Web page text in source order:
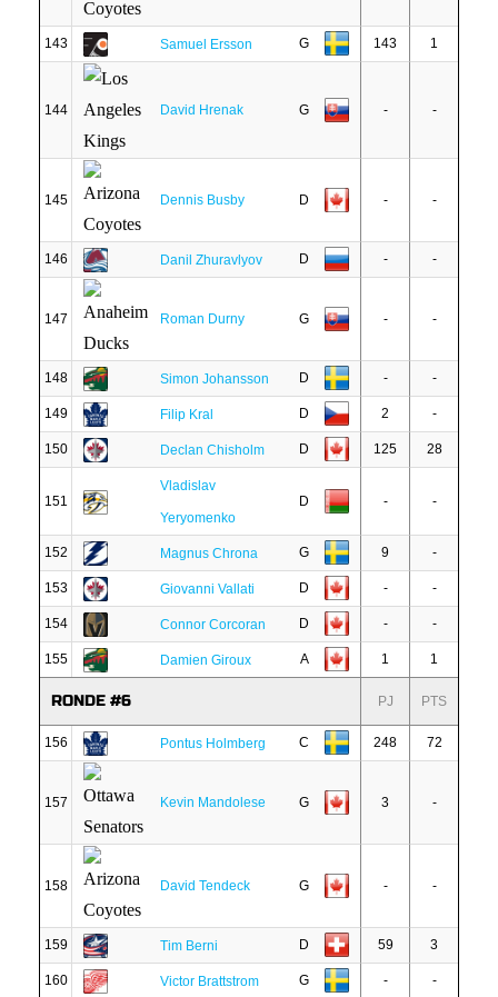
143 Samuel Ersson G 143 1
144 David Hrenak G - -
145 Dennis Busby D - -
146 Danil Zhuravlyov D - -
147 Roman Durny G - -
148 Simon Johansson D - -
149 Filip Kral D 2 -
150 Declan Chisholm D 125 28
151
Vladislav
Yeryomenko
D - -
152 Magnus Chrona G 9 -
153 Giovanni Vallati D - -
154 Connor Corcoran D - -
155 Damien Giroux A 1 1
RONDE #6 PJ PTS
156 Pontus Holmberg C 248 72
157 Kevin Mandolese G 3 -
158 David Tendeck G - -
159 Tim Berni D 59 3
160 Victor Brattstrom G - -